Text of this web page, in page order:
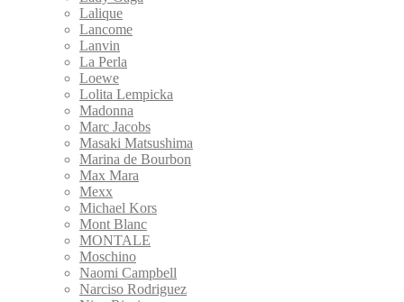
Lalique
Lancome
Lanvin
La Perla
Loewe
Lolita Lempicka
Madonna
Marc Jacobs
Masaki Matsushima
Marina de Bourbon
Max Mara
Mexx
Michael Kors
Mont Blanc
MONTALE
Moschino
Naomi Campbell
Narciso Rodriguez